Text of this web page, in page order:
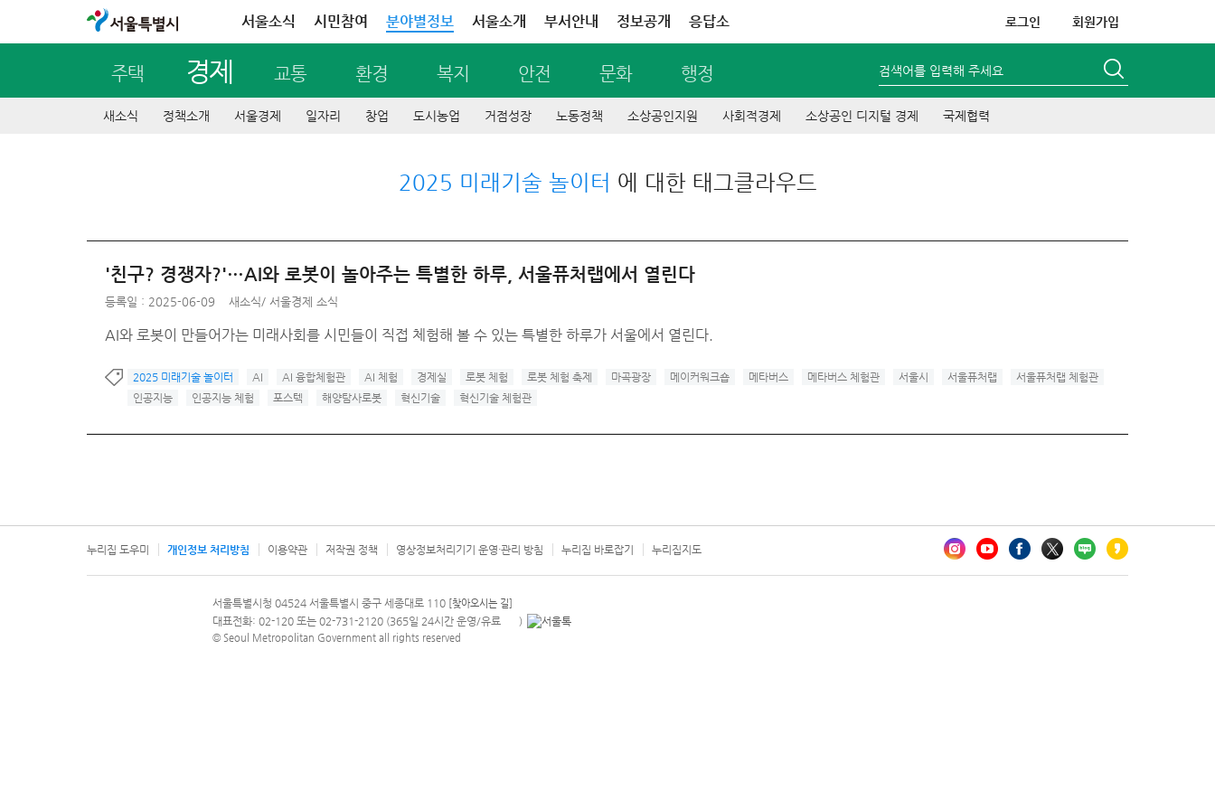
서울특별시 서울소식 시민참여 분야별정보 서울소개 부서안내 정보공개 응답소 로그인 회원가입
주택 경제 교통 환경 복지 안전 문화 행정 검색어를 입력해 주세요
새소식 정책소개 서울경제 일자리 창업 도시농업 거점성장 노동정책 소상공인지원 사회적경제 소상공인 디지털 경제 국제협력
2025 미래기술 놀이터 에 대한 태그클라우드
'친구? 경쟁자?'…AI와 로봇이 놀아주는 특별한 하루, 서울퓨처랩에서 열린다
등록일 : 2025-06-09 새소식/ 서울경제 소식
AI와 로봇이 만들어가는 미래사회를 시민들이 직접 체험해 볼 수 있는 특별한 하루가 서울에서 열린다.
2025 미래기술 놀이터 AI AI 융합체험관 AI 체험 경제실 로봇 체험 로봇 체험 축제 마곡광장 메이커워크숍 메타버스 메타버스 체험관 서울시 서울퓨처랩
서울퓨처랩 체험관
인공지능
인공지능 체험 포스텍 해양탐사로봇 혁신기술 혁신기술 체험관
누리집 도우미 개인정보 처리방침 이용약관 저작권 정책 영상정보처리기기 운영·관리 방침 누리집 바로잡기 누리집지도
문의 전화번호 120, 120 다산콜재단
서울특별시청 04524 서울특별시 중구 세종대로 110 [찾아오시는 길]
대표전화: 02-120 또는 02-731-2120 (365일 24시간 운영/유료 안내팝업 열기
)
© Seoul Metropolitan Government all rights reserved